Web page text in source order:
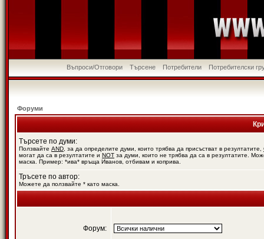
Въпроси/Отговори Търсене Потребители Потребителски
Форуми
Търсете по думи:
Ползвайте AND , за да определите думи, които трябва да присъстват в резултатите,
могат да са в резултатите и NOT за думи, които не трябва да са в резултатите.
маска. Пример: *ива* връща Иванов, отбивам и коприва.
Тръсете по автор:
Можете да ползвайте * като маска.
Форум: